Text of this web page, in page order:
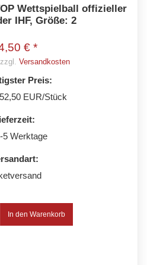
Wettspielball offizieller
IHF, Größe: 2
€ *
Versandkosten
Preis:
EUR/Stück
5 Werktage